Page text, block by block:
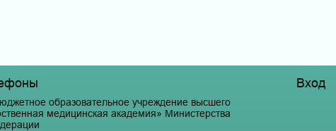
образовательное учреждение высшего
медицинская академия» Министерства
Вход